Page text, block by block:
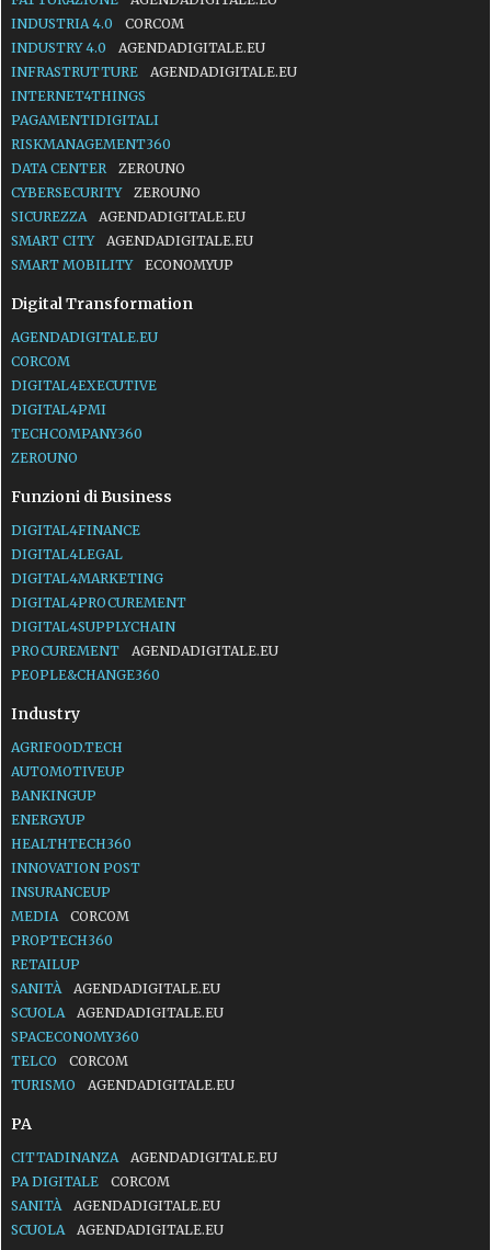
INDUSTRIA 4.0
CORCOM
INDUSTRY 4.0
AGENDADIGITALE.EU
INFRASTRUTTURE
AGENDADIGITALE.EU
INTERNET4THINGS
PAGAMENTIDIGITALI
RISKMANAGEMENT360
DATA CENTER
ZEROUNO
CYBERSECURITY
ZEROUNO
SICUREZZA
AGENDADIGITALE.EU
SMART CITY
AGENDADIGITALE.EU
SMART MOBILITY
ECONOMYUP
Digital Transformation
AGENDADIGITALE.EU
CORCOM
DIGITAL4EXECUTIVE
DIGITAL4PMI
TECHCOMPANY360
ZEROUNO
Funzioni di Business
DIGITAL4FINANCE
DIGITAL4LEGAL
DIGITAL4MARKETING
DIGITAL4PROCUREMENT
DIGITAL4SUPPLYCHAIN
PROCUREMENT
AGENDADIGITALE.EU
PEOPLE&CHANGE360
Industry
AGRIFOOD.TECH
AUTOMOTIVEUP
BANKINGUP
ENERGYUP
HEALTHTECH360
INNOVATION POST
INSURANCEUP
MEDIA
CORCOM
PROPTECH360
RETAILUP
SANITÀ
AGENDADIGITALE.EU
SCUOLA
AGENDADIGITALE.EU
SPACECONOMY360
TELCO
CORCOM
TURISMO
AGENDADIGITALE.EU
PA
CITTADINANZA
AGENDADIGITALE.EU
PA DIGITALE
CORCOM
SANITÀ
AGENDADIGITALE.EU
SCUOLA
AGENDADIGITALE.EU